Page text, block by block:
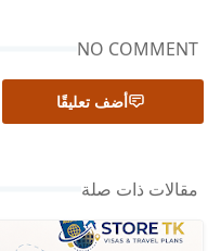
NO COMMENT
أضف تعليقًا
مقالات ذات صلة